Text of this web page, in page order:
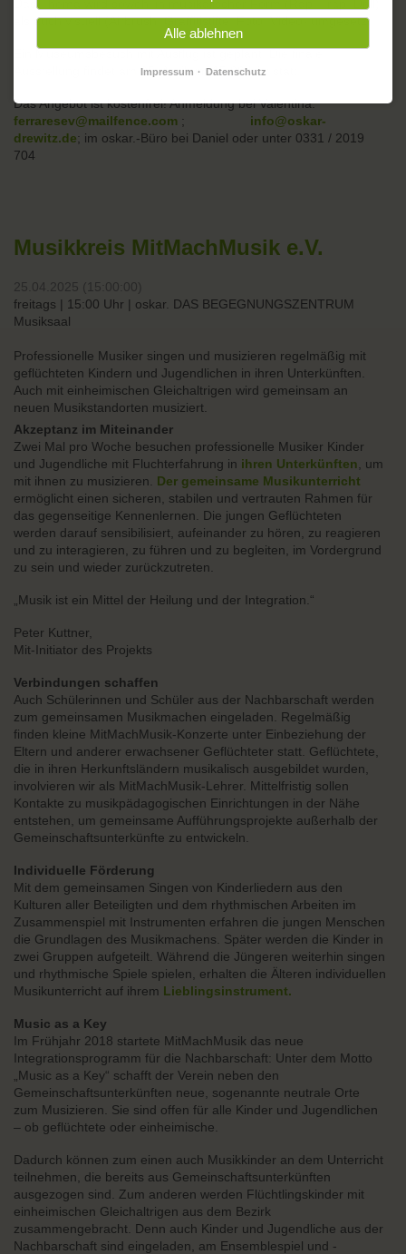
Das Thema wird sowohl in musikalischer Form (Rap, Trap, Drill)
als auch visuell (Airbrush, Graffitistifte, Foto, Video) umgesetzt.
Ein Museumsbesuch mit Ausflug ist geplant. Die finale
Ausstellung findet am 25. April um 15:00 Uhr statt.
Das Angebot ist kostenfrei! Anmeldung bei Valentina:
ferraresev@mailfence.com ; info@oskar-
drewitz.de; im oskar.-Büro bei Daniel oder unter 0331 / 2019
704
Musikkreis MitMachMusik e.V.
25.04.2025 (15:00:00)
freitags | 15:00 Uhr | oskar. DAS BEGEGNUNGSZENTRUM
Musiksaal
Professionelle Musiker singen und musizieren regelmäßig mit
geflüchteten Kindern und Jugendlichen in ihren Unterkünften.
Auch mit einheimischen Gleichaltrigen wird gemeinsam an
neuen Musikstandorten musiziert.
Akzeptanz im Miteinander
Zwei Mal pro Woche besuchen professionelle Musiker Kinder
und Jugendliche mit Fluchterfahrung in ihren Unterkünften , um
mit ihnen zu musizieren. Der gemeinsame Musikunterricht
ermöglicht einen sicheren, stabilen und vertrauten Rahmen für
das gegenseitige Kennenlernen. Die jungen Geflüchteten
werden darauf sensibilisiert, aufeinander zu hören, zu reagieren
und zu interagieren, zu führen und zu begleiten, im Vordergrund
zu sein und wieder zurückzutreten.
„Musik ist ein Mittel der Heilung und der Integration.“
Peter Kuttner,
Mit-Initiator des Projekts
Verbindungen schaffen
Auch Schülerinnen und Schüler aus der Nachbarschaft werden
zum gemeinsamen Musikmachen eingeladen. Regelmäßig
finden kleine MitMachMusik-Konzerte unter Einbeziehung der
Eltern und anderer erwachsener Geflüchteter statt. Geflüchtete,
die in ihren Herkunftsländern musikalisch ausgebildet wurden,
involvieren wir als MitMachMusik-Lehrer. Mittelfristig sollen
Kontakte zu musikpädagogischen Einrichtungen in der Nähe
entstehen, um gemeinsame Aufführungsprojekte außerhalb der
Gemeinschaftsunterkünfte zu entwickeln.
Individuelle Förderung
Mit dem gemeinsamen Singen von Kinderliedern aus den
Kulturen aller Beteiligten und dem rhythmischen Arbeiten im
Zusammenspiel mit Instrumenten erfahren die jungen Menschen
die Grundlagen des Musikmachens. Später werden die Kinder in
zwei Gruppen aufgeteilt. Während die Jüngeren weiterhin singen
und rhythmische Spiele spielen, erhalten die Älteren individuellen
Musikunterricht auf ihrem Lieblingsinstrument.
Music as a Key
Im Frühjahr 2018 startete MitMachMusik das neue
Integrationsprogramm für die Nachbarschaft: Unter dem Motto
„Music as a Key“ schafft der Verein neben den
Gemeinschaftsunterkünften neue, sogenannte neutrale Orte
zum Musizieren. Sie sind offen für alle Kinder und Jugendlichen
– ob geflüchtete oder einheimische.
Dadurch können zum einen auch Musikkinder an dem Unterricht
teilnehmen, die bereits aus Gemeinschaftsunterkünften
ausgezogen sind. Zum anderen werden Flüchtlingskinder mit
einheimischen Gleichaltrigen aus dem Bezirk
zusammengebracht. Denn auch Kinder und Jugendliche aus der
Nachbarschaft sind eingeladen, am Ensemblespiel und -
Alle ablehnen
Impressum Datenschutz